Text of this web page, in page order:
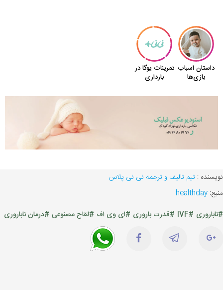
نویسنده : تیم تالیف و ترجمه نی نی پلاس
منبع: healthday
#ناباروری #IVF #قدرت باروری #ای وی اف #لقاح مصنوعی #درمان ناباروری